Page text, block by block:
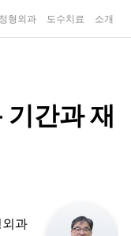
정형외과 도수치료 소개
기간과 재
과